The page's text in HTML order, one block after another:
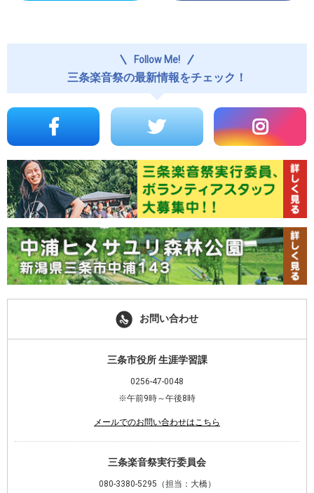
Twitter
い
ィ
で
き
ま
す)
に
は
ク
リ
ッ
ク
し
く
だ
さ
(新
い
ウ
ィ
ン
ド
ウ
で
開
き
ま
す)
Follow Me!
三条楽音祭の最新情報をチェック！
お問い合わせ
三条市役所 生涯学習課
0256-47-0048
※午前9時～午後8時
メールでのお問い合わせはこちら
三条楽音祭実行委員会
080-3380-5295（担当：大橋）